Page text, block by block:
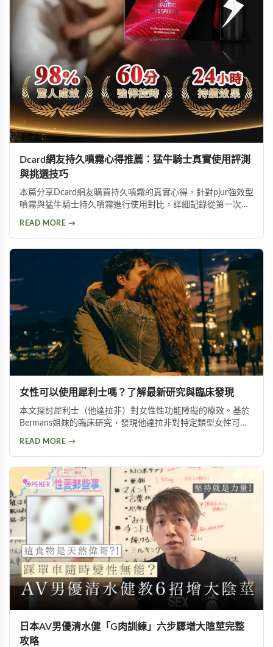
Dcard網友持久噴霧心得推薦：猛牛騎士真實使用評測
與挑選技巧
本篇分享Dcard網友購買持久噴霧的真實心得，針對pjur強效型
噴霧與猛牛騎士持久噴霧進行使用對比，詳細記錄從第一次使
朋友找到有效的解決方案。
READ MORE →
女性可以使用犀利士嗎？了解最新研究與臨床發現
本文探討犀利士（他達拉非）對女性性功能障礙的療效。基於
Bermans姐妹的臨床研究，發現他達拉非對特定類型女性可改
READ MORE →
日本AV男優清水健「G肉訓練」六步驟增大陰莖完整
攻略